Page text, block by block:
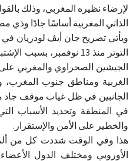
لإرضاء نظيره المغربي، وذلك
الذاتي المغربية أساسًا جادًا وذي
ويأتي تصريح جان أيڤ لودريان
التوتر منذ 13 نوفمبر،
الجيشين الصحراوي والمغربي
الغربية ومناطق جنوب المغرب،
الجانبين في ظل غياب موقف
في المنطقة وتحديد الأسباب
والخطير على الأمن والإستقرار.
هذا وفي الوقت شددت كل من
الأوروبي ومختلف الدول